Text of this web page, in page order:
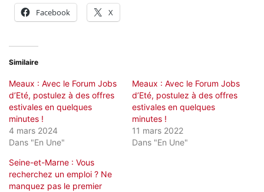
Facebook X
Similaire
Meaux : Avec le Forum Jobs
d’Eté, postulez à des offres
estivales en quelques
minutes !
4 mars 2024
Dans "En Une"
Meaux : Avec le Forum Jobs
d’Eté, postulez à des offres
estivales en quelques
minutes !
11 mars 2022
Dans "En Une"
Seine-et-Marne : Vous
recherchez un emploi ? Ne
manquez pas le premier